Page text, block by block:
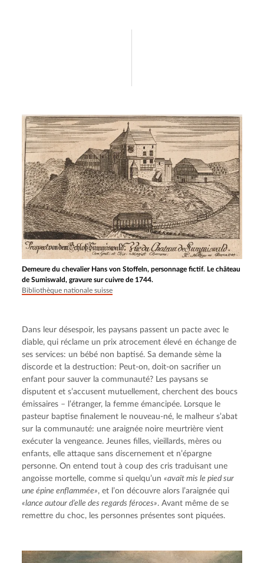
Demeure du chevalier Hans von Stoffeln, personnage fictif. Le château
de Sumiswald, gravure sur cuivre de 1744.
Bibliothèque nationale suisse
Dans leur désespoir, les paysans passent un pacte avec le
diable, qui réclame un prix atrocement élevé en échange de
ses services: un bébé non baptisé. Sa demande sème la
discorde et la destruction: Peut-on, doit-on sacrifier un
enfant pour sauver la communauté? Les paysans se
disputent et s’accusent mutuellement, cherchent des boucs
émissaires – l’étranger, la femme émancipée. Lorsque le
pasteur baptise finalement le nouveau-né, le malheur s’abat
sur la communauté: une araignée noire meurtrière vient
exécuter la vengeance. Jeunes filles, vieillards, mères ou
enfants, elle attaque sans discernement et n’épargne
personne. On entend tout à coup des cris traduisant une
angoisse mortelle, comme si quelqu’un «avait mis le pied sur
une épine enflammée»
«lance autour d’elle des regards féroces». Avant même de se
remettre du choc, les personnes présentes sont piquées.